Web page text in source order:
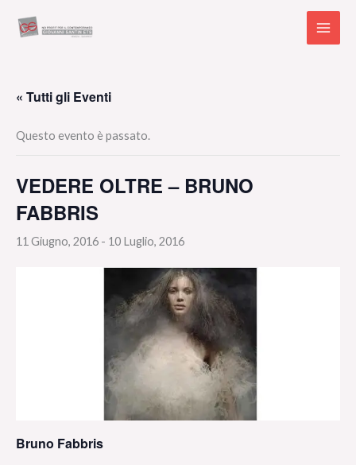
« Tutti gli Eventi
Questo evento è passato.
VEDERE OLTRE – BRUNO
FABBRIS
11 Giugno, 2016 - 10 Luglio, 2016
Bruno Fabbris